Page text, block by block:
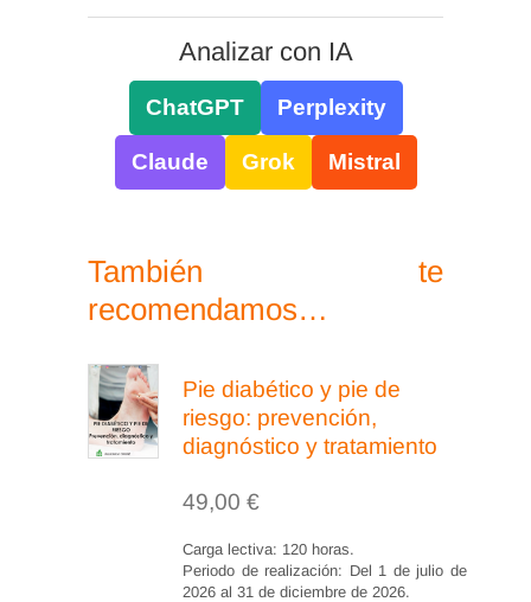
Analizar con IA
ChatGPT Perplexity
Claude Grok Mistral
También te
recomendamos…
Pie diabético y pie de
riesgo: prevención,
diagnóstico y tratamiento
49,00 €
Carga lectiva: 120 horas.
Periodo de realización: Del 1 de julio de
2026 al 31 de diciembre de 2026.